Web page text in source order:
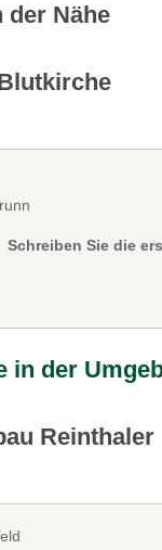
der Nähe
Schreiben Sie die
in der
Reinthaler